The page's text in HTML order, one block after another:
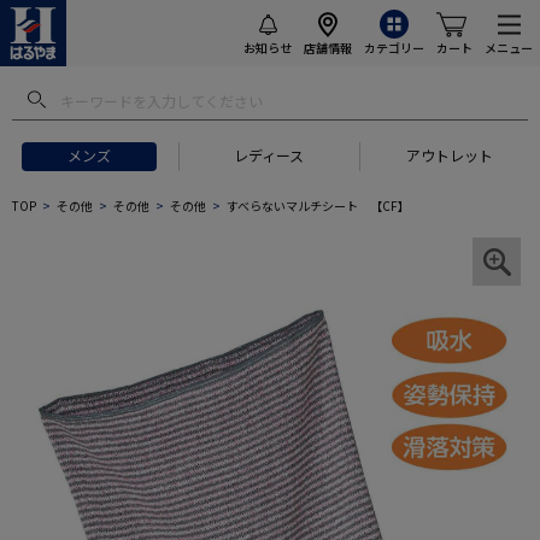
お知らせ 店舗情報 カテゴリー カート メニュー
メンズ レディース アウトレット
TOP その他 その他 その他 すべらないマルチシート 【CF】